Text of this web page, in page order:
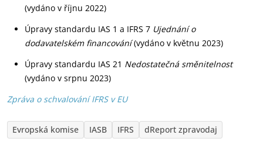
(vydáno v říjnu 2022)
Úpravy standardu IAS 1 a IFRS 7 Ujednání o
dodavatelském financování(vydáno v květnu 2023)
Úpravy standardu IAS 21 Nedostatečná směnitelnost
(vydáno v srpnu 2023)
Zpráva o schvalování IFRS v EU
Evropská komise IASB IFRS dReport zpravodaj